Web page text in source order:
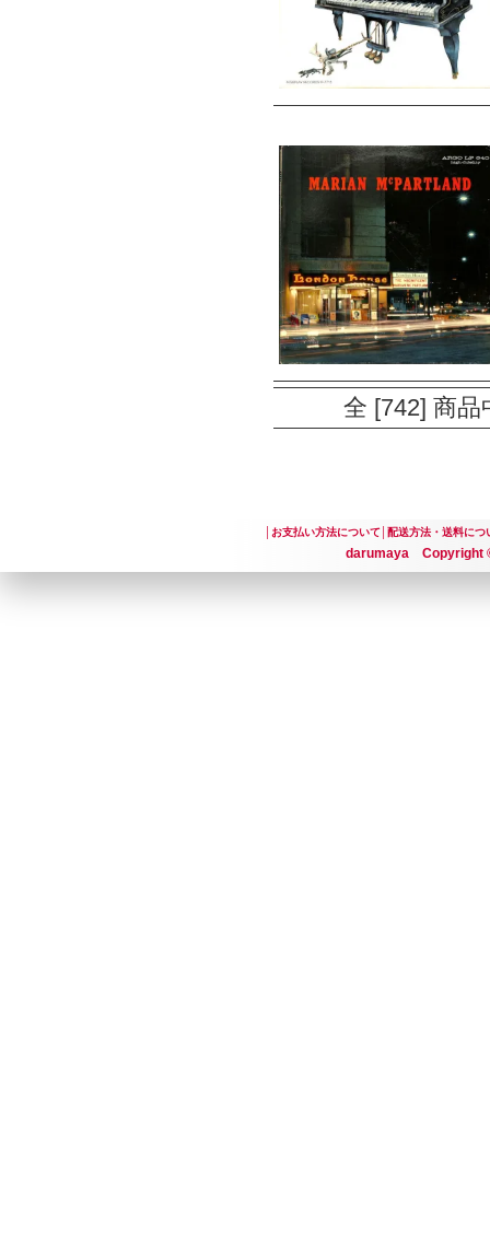
全 [742] 商
お支払い方法について│ 配送方法・送料につ
darumaya Copyright